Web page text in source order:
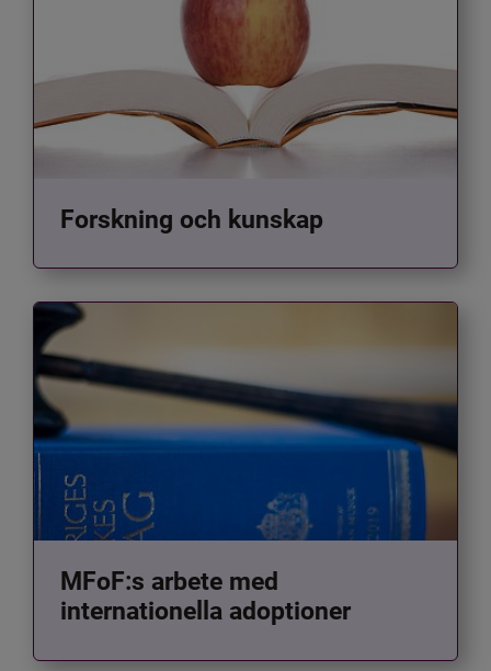
Forskning och kunskap
MFoF:s arbete med
internationella adoptioner